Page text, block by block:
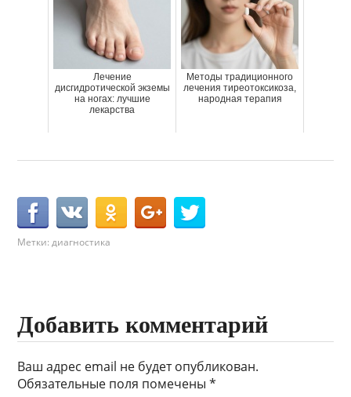
Лечение
дисгидротической экземы
на ногах: лучшие
лекарства
Методы традиционного
лечения тиреотоксикоза,
народная терапия
Метки:диагностика
Добавить комментарий
Ваш адрес email не будет опубликован.
Обязательные поля помечены*